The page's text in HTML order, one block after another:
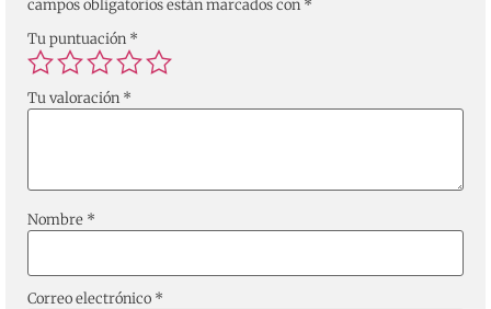
campos obligatorios están marcados con *
Tu puntuación *
Tu valoración *
Nombre *
Correo electrónico *